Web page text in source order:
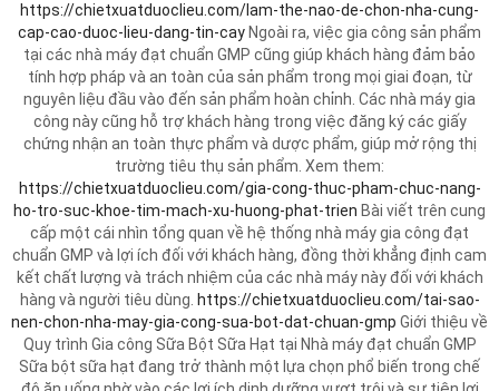
https://chietxuatduoclieu.com/lam-the-nao-de-chon-nha-cung-
cap-cao-duoc-lieu-dang-tin-cay Ngoài ra, việc gia công sản phẩm
tại các nhà máy đạt chuẩn GMP cũng giúp khách hàng đảm bảo
tính hợp pháp và an toàn của sản phẩm trong mọi giai đoạn, từ
nguyên liệu đầu vào đến sản phẩm hoàn chỉnh. Các nhà máy gia
công này cũng hỗ trợ khách hàng trong việc đăng ký các giấy
chứng nhận an toàn thực phẩm và dược phẩm, giúp mở rộng thị
trường tiêu thụ sản phẩm. Xem them:
https://chietxuatduoclieu.com/gia-cong-thuc-pham-chuc-nang-
ho-tro-suc-khoe-tim-mach-xu-huong-phat-trien Bài viết trên cung
cấp một cái nhìn tổng quan về hệ thống nhà máy gia công đạt
chuẩn GMP và lợi ích đối với khách hàng, đồng thời khẳng định cam
kết chất lượng và trách nhiệm của các nhà máy này đối với khách
hàng và người tiêu dùng. https://chietxuatduoclieu.com/tai-sao-
nen-chon-nha-may-gia-cong-sua-bot-dat-chuan-gmp Giới thiệu về
Quy trình Gia công Sữa Bột Sữa Hạt tại Nhà máy đạt chuẩn GMP
Sữa bột sữa hạt đang trở thành một lựa chọn phổ biến trong chế